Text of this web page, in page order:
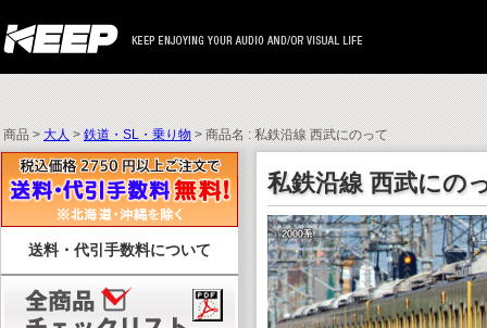
商品 >大人>鉄道・SL・乗り物> 商品名 : 私鉄沿線 西武にのって
送料・代引手数料について
私鉄沿線 西武にの